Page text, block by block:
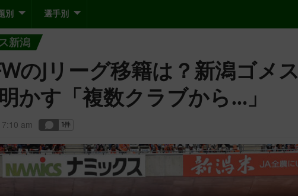
別 選手別
新潟
のJリーグ移籍は？新潟ゴメス
かす「複数クラブから…」
am